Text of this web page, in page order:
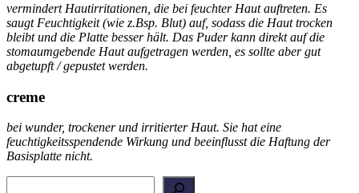
vermindert Hautirritationen, die bei feuchter Haut auftreten. Es
saugt Feuchtigkeit (wie z.Bsp. Blut) auf, sodass die Haut trocken
bleibt und die Platte besser hält. Das Puder kann direkt auf die
stomaumgebende Haut aufgetragen werden, es sollte aber gut
abgetupft / gepustet werden.
creme
bei wunder, trockener und irritierter Haut. Sie hat eine
feuchtigkeitsspendende Wirkung und beeinflusst die Haftung der
Basisplatte nicht.